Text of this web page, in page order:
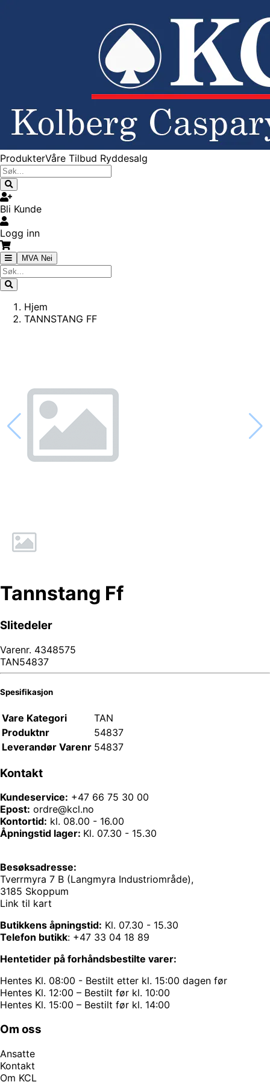
ProdukterVåre Tilbud Ryddesalg
Bli Kunde
Logg inn
MVA Nei
Hjem
TANNSTANG FF
Tannstang Ff
Slitedeler
Varenr. 4348575
TAN54837
Spesifikasjon
Vare Kategori
TAN
Produktnr
54837
Leverandør Varenr 54837
Kontakt
Kundeservice: +47 66 75 30 00
Epost: ordre@kcl.no
Kontortid: kl. 08.00 - 16.00
Åpningstid lager: Kl. 07.30 - 15.30
Besøksadresse:
Tverrmyra 7 B (Langmyra Industriområde),
3185 Skoppum
Link til kart
Butikkens åpningstid: Kl. 07.30 - 15.30
Telefon butikk: +47 33 04 18 89
Hentetider på forhåndsbestilte varer:
Hentes Kl. 08:00 - Bestilt etter kl. 15:00 dagen før
Hentes Kl. 12:00 – Bestilt før kl. 10:00
Hentes Kl. 15:00 – Bestilt før kl. 14:00
Om oss
Ansatte
Kontakt
Om KCL